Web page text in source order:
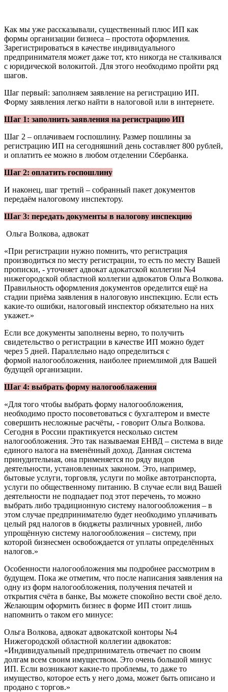
Как мы уже рассказывали, существенный плюс ИП как
формы организации бизнеса – простота оформления.
Зарегистрироваться в качестве индивидуального
предпринимателя может даже тот, кто никогда не сталкивался
с юридической волокитой. Для этого необходимо пройти ряд
шагов.
Шаг первый: заполняем заявление на регистрацию ИП.
Форму заявления легко найти в налоговой или в интернете.
Шаг 1: заполнить заявления на регистрацию ИП
Шаг 2 – оплачиваем госпошлину. Размер пошлины за
регистрацию ИП на сегодняшний день составляет 800 рублей,
и оплатить ее можно в любом отделении Сбербанка.
Шаг 2: оплатить госпошлину
И наконец, шаг третий – собранный пакет документов
передаём налоговому инспектору.
Шаг 3: передать документы в налогову инспекцию
Ольга Волкова, адвокат
«При регистрации нужно помнить, что регистрация
производиться по месту регистрации, то есть по месту Вашей
прописки, - уточняет адвокат адокатской коллегии №4
нижегородской областной коллегии адвокатов Ольга Волкова.
Правильность оформления документов оределится ещё на
стадии приёма заявления в налоговую инспекцию. Если есть
какие-то ошибки, налоговый инспектор обязательно на них
укажет.»
Если все документы заполнены верно, то получить
свидетельство о регистрации в качестве ИП можно будет
через 5 дней. Параллельно надо определиться с
формой налогообложения, наиболее приемлимой для Вашей
будущей организации.
Шаг 4: выбрать форму налогооблажения
«Для того чтобы выбрать форму налогообложения,
необходимо просто посоветоваться с бухгалтером и вместе
совершить несложные расчёты, - говорит Ольга Волкова.
Сегодня в России практикуется несколько систем
налогообложения. Это так называемая ЕНВД – система в виде
единого налога на вменённый доход. Данная система
принудительная, она применяется по ряду видов
деятельности, установленных законом. Это, например,
бытовые услуги, торговля, услуги по мойке автотранспорта,
услуги по общественному питанию. В случае если вид Вашей
деятельности не подпадает под этот перечень, то можно
выбрать либо традиционную систему налогообложения – в
этом случае предпринимателю будет необходимо уплачивать
целый ряд налогов в бюджеты различных уровней, либо
упрощённую систему налогообложения – систему, при
которой бизнесмен освобождается от уплаты определённых
налогов.»
Особенности налогообложения мы подробнее рассмотрим в
будущем. Пока же отметим, что после написания заявления на
одну из форм налогообложения, получения печатей и
открытия счёта в банке, Вы можете спокойно вести своё дело.
Желающим оформить бизнес в форме ИП стоит лишь
напомнить о таком его минусе:
Ольга Волкова, адвокат адвокатской конторы №4
Нижегородской областной коллегии адвокатов:
«Индивидуальный предприниматель отвечает по своим
долгам всем своим имуществом. Это очень большой минус
ИП. Если возникают какие-то проблемы, то даже то
имущество, которое есть у него дома, может быть описано и
продано с торгов.»